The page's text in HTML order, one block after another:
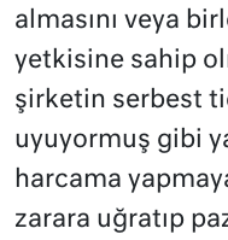
almasını veya
yetkisine sahip
şirketin serbest
uyuyormuş gibi
harcama
zarara uğratıp